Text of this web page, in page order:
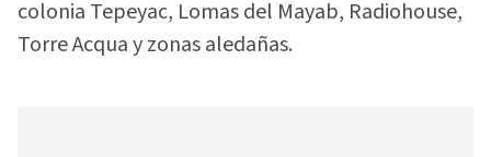
colonia Tepeyac, Lomas del Mayab, Radiohouse,
Torre Acqua y zonas aledañas.